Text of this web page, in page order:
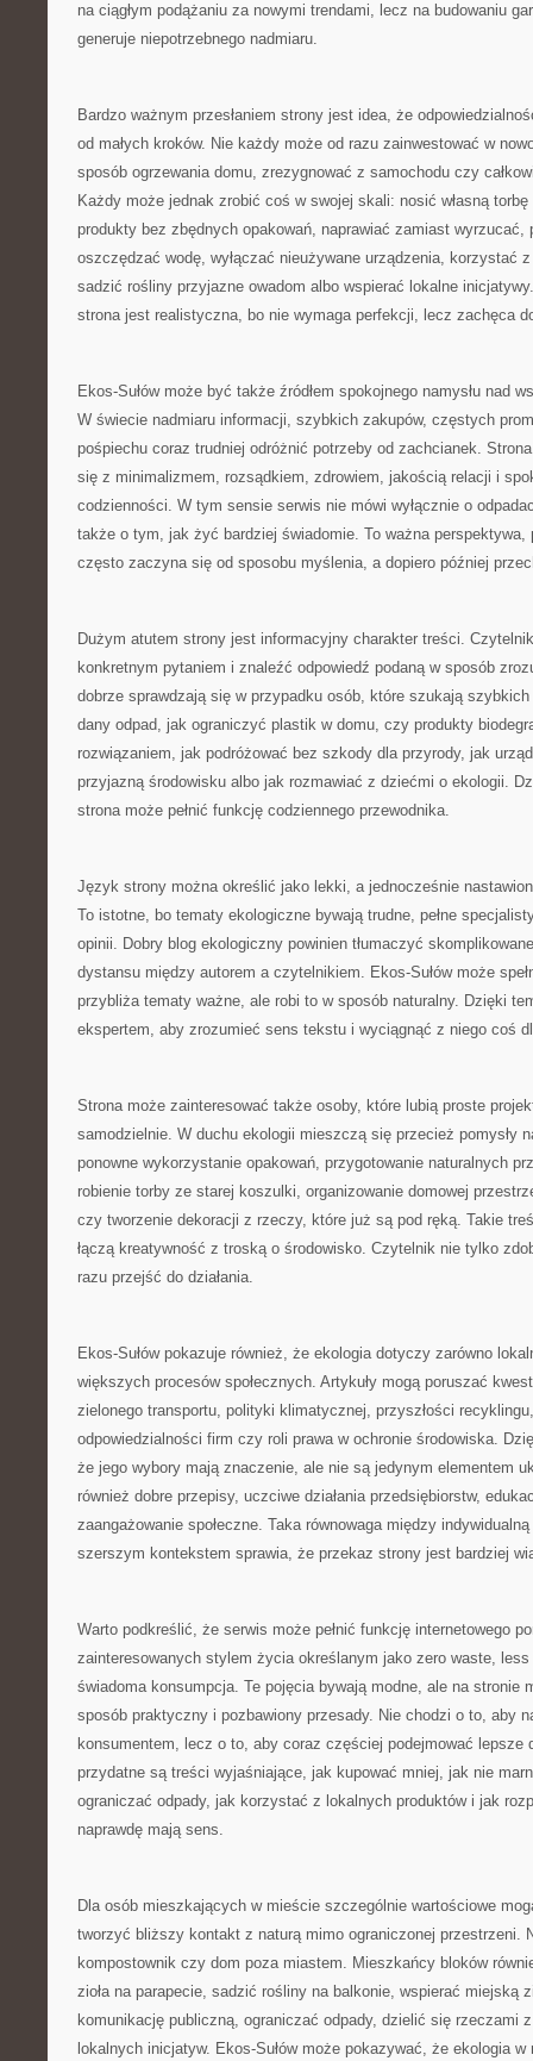
na ciągłym podążaniu za nowymi trendami, lecz na budowaniu
generuje niepotrzebnego nadmiaru.
Bardzo ważnym przesłaniem strony jest idea, że
od małych kroków. Nie każdy może od razu zainwestować w
sposób ogrzewania domu, zrezygnować z samochodu czy
Każdy może jednak zrobić coś w swojej skali: nosić własną
produkty bez zbędnych opakowań, naprawiać zamiast wyrzucać,
oszczędzać wodę, wyłączać nieużywane urządzenia, korzystać
sadzić rośliny przyjazne owadom albo wspierać lokalne
strona jest realistyczna, bo nie wymaga perfekcji, lecz zachęca
Ekos-Sułów może być także źródłem spokojnego namysłu nad
W świecie nadmiaru informacji, szybkich zakupów, częstych
pośpiechu coraz trudniej odróżnić potrzeby od zachcianek.
się z minimalizmem, rozsądkiem, zdrowiem, jakością relacji i
codzienności. W tym sensie serwis nie mówi wyłącznie o
także o tym, jak żyć bardziej świadomie. To ważna perspektywa,
często zaczyna się od sposobu myślenia, a dopiero później
Dużym atutem strony jest informacyjny charakter treści.
konkretnym pytaniem i znaleźć odpowiedź podaną w sposób
dobrze sprawdzają się w przypadku osób, które szukają
dany odpad, jak ograniczyć plastik w domu, czy produkty
rozwiązaniem, jak podróżować bez szkody dla przyrody, jak
przyjazną środowisku albo jak rozmawiać z dziećmi o ekologii.
strona może pełnić funkcję codziennego przewodnika.
Język strony można określić jako lekki, a jednocześnie
To istotne, bo tematy ekologiczne bywają trudne, pełne
opinii. Dobry blog ekologiczny powinien tłumaczyć
dystansu między autorem a czytelnikiem. Ekos-Sułów może
przybliża tematy ważne, ale robi to w sposób naturalny. Dzięki
ekspertem, aby zrozumieć sens tekstu i wyciągnąć z niego coś
Strona może zainteresować także osoby, które lubią proste
samodzielnie. W duchu ekologii mieszczą się przecież pomysły
ponowne wykorzystanie opakowań, przygotowanie naturalnych
robienie torby ze starej koszulki, organizowanie domowej
czy tworzenie dekoracji z rzeczy, które już są pod ręką. Takie
łączą kreatywność z troską o środowisko. Czytelnik nie tylko
razu przejść do działania.
Ekos-Sułów pokazuje również, że ekologia dotyczy zarówno
większych procesów społecznych. Artykuły mogą poruszać
zielonego transportu, polityki klimatycznej, przyszłości
odpowiedzialności firm czy roli prawa w ochronie środowiska.
że jego wybory mają znaczenie, ale nie są jedynym elementem
również dobre przepisy, uczciwe działania przedsiębiorstw,
zaangażowanie społeczne. Taka równowaga między
szerszym kontekstem sprawia, że przekaz strony jest bardziej
Warto podkreślić, że serwis może pełnić funkcję internetowego
zainteresowanych stylem życia określanym jako zero waste,
świadoma konsumpcja. Te pojęcia bywają modne, ale na stronie
sposób praktyczny i pozbawiony przesady. Nie chodzi o to, aby
konsumentem, lecz o to, aby coraz częściej podejmować lepsze
przydatne są treści wyjaśniające, jak kupować mniej, jak nie
ograniczać odpady, jak korzystać z lokalnych produktów i jak
naprawdę mają sens.
Dla osób mieszkających w mieście szczególnie wartościowe
tworzyć bliższy kontakt z naturą mimo ograniczonej przestrzeni.
kompostownik czy dom poza miastem. Mieszkańcy bloków
zioła na parapecie, sadzić rośliny na balkonie, wspierać miejską
komunikację publiczną, ograniczać odpady, dzielić się rzeczami
lokalnych inicjatyw. Ekos-Sułów może pokazywać, że ekologia